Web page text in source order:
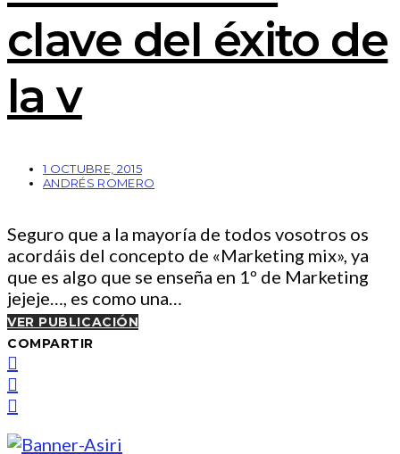
clave del éxito de
la v
1 OCTUBRE, 2015
ANDRÉS ROMERO
Seguro que a la mayoría de todos vosotros os
acordáis del concepto de «Marketing mix», ya
que es algo que se enseña en 1º de Marketing
jejeje…, es como una…
VER PUBLICACIÓN
COMPARTIR